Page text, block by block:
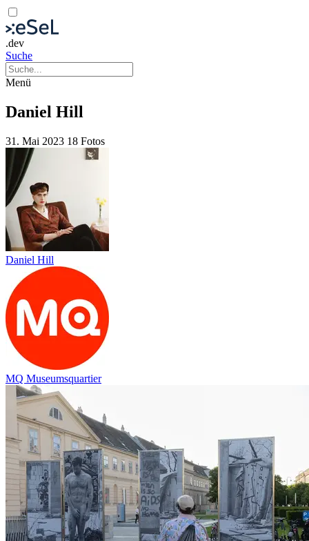
.dev
Suche
Menü
Daniel Hill
31. Mai 2023 18 Fotos
Daniel Hill
MQ Museumsquartier